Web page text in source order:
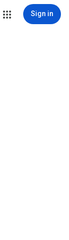
Sign in